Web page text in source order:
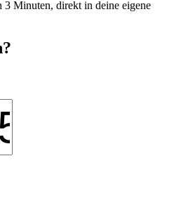
Minuten, direkt in deine eigene